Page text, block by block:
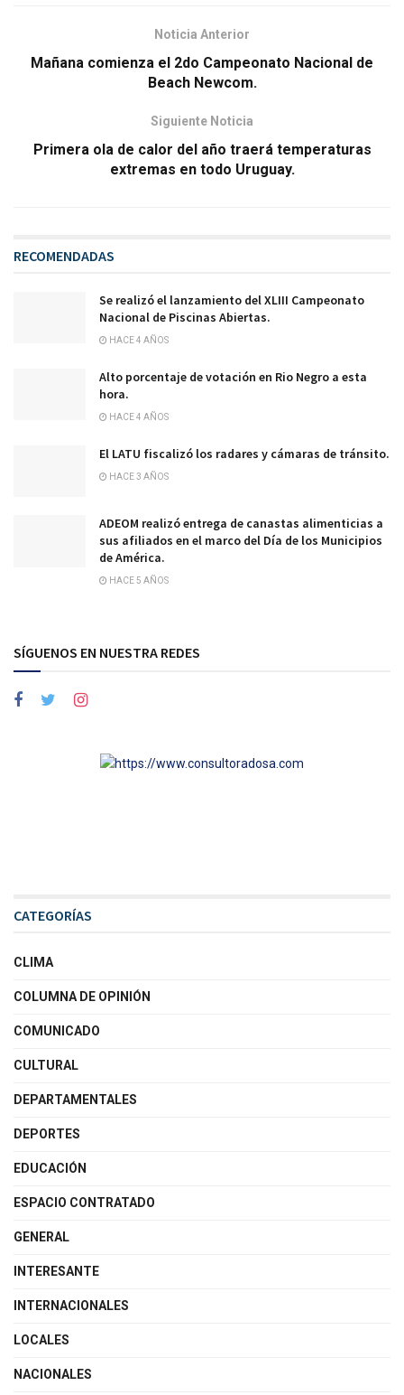
Noticia Anterior
Mañana comienza el 2do Campeonato Nacional de
Beach Newcom.
Siguiente Noticia
Primera ola de calor del año traerá temperaturas
extremas en todo Uruguay.
RECOMENDADAS
Se realizó el lanzamiento del XLIII Campeonato
Nacional de Piscinas Abiertas.
HACE 4 AÑOS
Alto porcentaje de votación en Rio Negro a esta
hora.
HACE 4 AÑOS
El LATU fiscalizó los radares y cámaras de tránsito.
HACE 3 AÑOS
ADEOM realizó entrega de canastas alimenticias a
sus afiliados en el marco del Día de los Municipios
de América.
HACE 5 AÑOS
SÍGUENOS EN NUESTRA REDES
CATEGORÍAS
CLIMA
COLUMNA DE OPINIÓN
COMUNICADO
CULTURAL
DEPARTAMENTALES
DEPORTES
EDUCACIÓN
ESPACIO CONTRATADO
GENERAL
INTERESANTE
INTERNACIONALES
LOCALES
NACIONALES